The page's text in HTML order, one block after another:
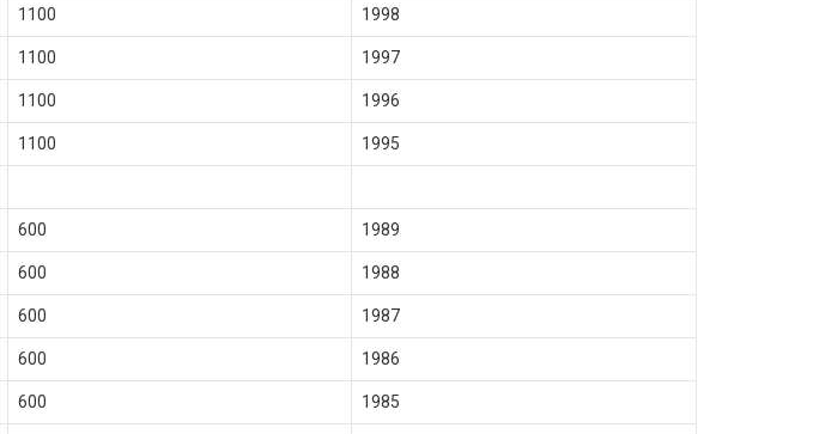
1100 1998
1100 1997
1100 1996
1100 1995
600 1989
600 1988
600 1987
600 1986
600 1985